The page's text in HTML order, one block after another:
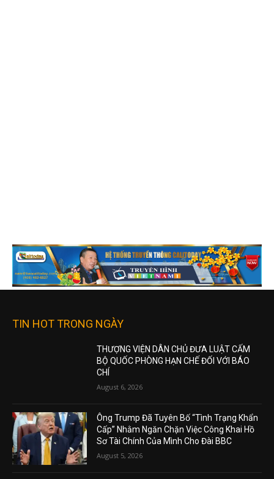
TIN HOT TRONG NGÀY
THƯỢNG VIỆN DÂN CHỦ ĐƯA LUẬT CẤM
BỘ QUỐC PHÒNG HẠN CHẾ ĐỐI VỚI BÁO
CHÍ
August 6, 2026
Ông Trump Đã Tuyên Bố “Tình Trạng Khẩn
Cấp” Nhằm Ngăn Chặn Việc Công Khai Hồ
Sơ Tài Chính Của Mình Cho Đài BBC
August 5, 2026